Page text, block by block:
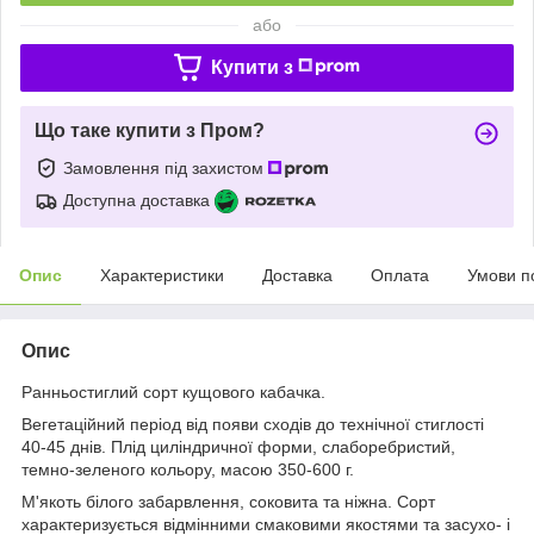
або
Купити з
Що таке купити з Пром?
Замовлення під захистом
Доступна доставка
Опис Характеристики Доставка Оплата Умови
Опис
Ранньостиглий сорт кущового кабачка.
Вегетаційний період від появи сходів до технічної стиглості
40-45 днів. Плід циліндричної форми, слаборебристий,
темно-зеленого кольору, масою 350-600 г.
М'якоть білого забарвлення, соковита та ніжна. Сорт
характеризується відмінними смаковими якостями та засухо- і